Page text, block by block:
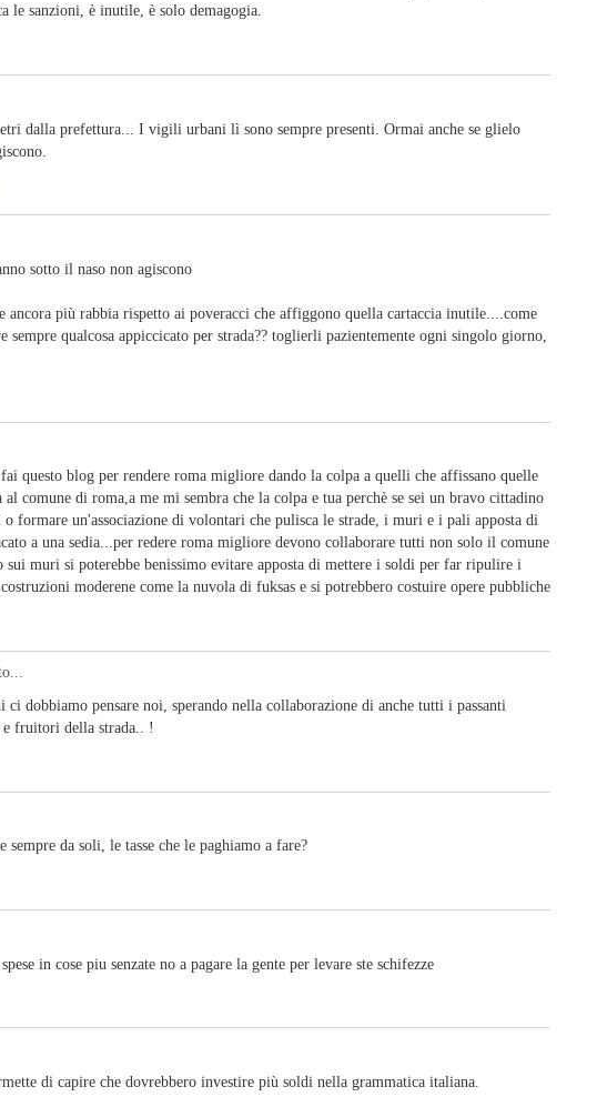
le sanzioni, è inutile, è solo demagogia.
dalla prefettura... I vigili urbani lì sono sempre presenti. Ormai anche se glielo
sotto il naso non agiscono
ancora più rabbia rispetto ai poveracci che affiggono quella cartaccia inutile....come
sempre qualcosa appiccicato per strada?? toglierli pazientemente ogni singolo giorno,
questo blog per rendere roma migliore dando la colpa a quelli che affissano quelle
al comune di roma,a me mi sembra che la colpa e tua perchè se sei un bravo cittadino
o formare un'associazione di volontari che pulisca le strade, i muri e i pali apposta di
a una sedia...per redere roma migliore devono collaborare tutti non solo il comune
sui muri si poterebbe benissimo evitare apposta di mettere i soldi per far ripulire i
moderene come la nuvola di fuksas e si potrebbero costuire opere pubbliche
dobbiamo pensare noi, sperando nella collaborazione di anche tutti i passanti
fruitori della strada.. !
sempre da soli, le tasse che le paghiamo a fare?
in cose piu senzate no a pagare la gente per levare ste schifezze
di capire che dovrebbero investire più soldi nella grammatica italiana.